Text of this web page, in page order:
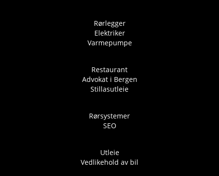
Rørlegger
Elektriker
Varmepumpe
Restaurant
Advokat i Bergen
Stillasutleie
Rørsystemer
SEO
Utleie
Vedlikehold av bil